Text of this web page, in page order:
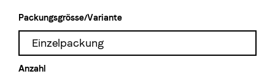
Packungsgrösse/Variante
Einzelpackung
Anzahl